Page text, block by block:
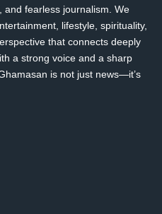
and fearless journalism. We
lifestyle, spirituality,
that connects deeply
a strong voice and a sharp
is not just news—it’s